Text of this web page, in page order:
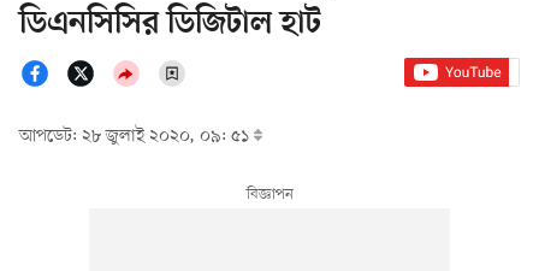
ডিএনসিসির ডিজিটাল হাট
আপডেট: ২৮ জুলাই ২০২০, ০৯: ৫১